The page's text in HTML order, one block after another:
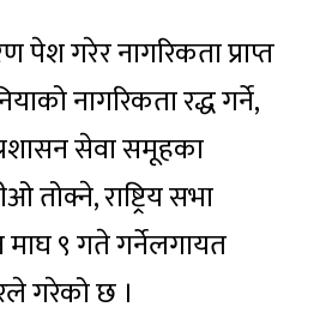
पेश गरेर नागरिकता प्राप्त
नागरिकता रद्ध गर्ने,
सेवा समूहका
तोक्ने, राष्ट्रिय सभा
माघ ९ गते गर्नेलगायत
गरेको छ ।